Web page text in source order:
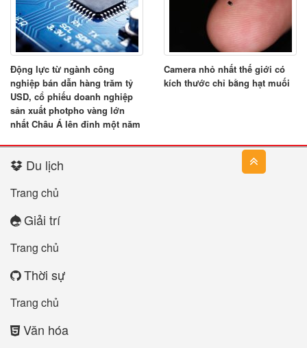
Động lực từ ngành công
nghiệp bán dẫn hàng trăm tỷ
USD, cổ phiếu doanh nghiệp
sản xuất photpho vàng lớn
nhất Châu Á lên đỉnh một năm
Camera nhỏ nhất thế giới có
kích thước chỉ bằng hạt muối
Du lịch
Trang chủ
Giải trí
Trang chủ
Thời sự
Trang chủ
Văn hóa